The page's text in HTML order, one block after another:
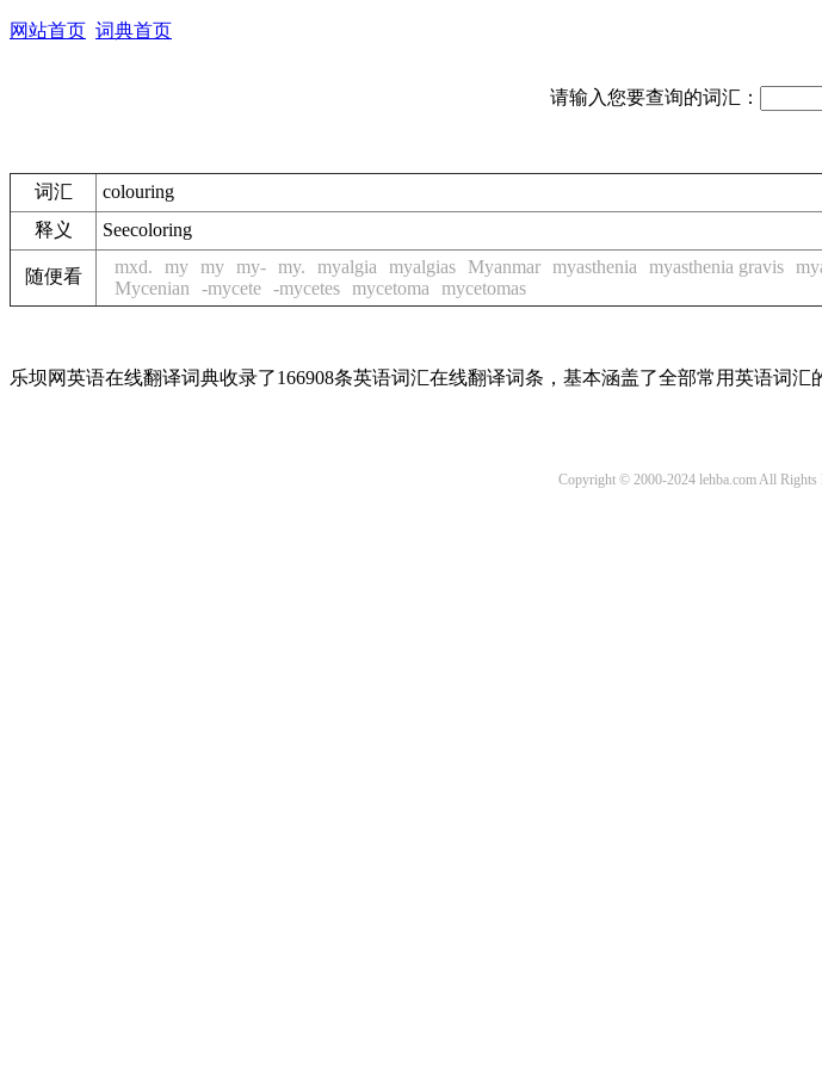
网站首页 词典首页
请输入您要查询的词汇：
词汇
colouring
释义
Seecoloring
随便看 mxd. my my my- my. myalgia myalgias Myanmar myasthenia myasthenia gravis
Mycenian
-mycete -mycetes mycetoma mycetomas
乐坝网英语在线翻译词典收录了166908条英语词汇在线翻译词条，基本涵盖了全部常用英语词汇
Copyright © 2000-2024 lehba.com All Rights